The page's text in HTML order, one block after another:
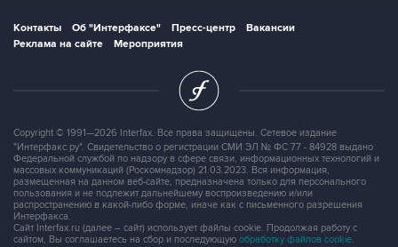
Контакты Об "Интерфаксе" Пресс-центр
Вакансии
Реклама на сайте
Мероприятия
Copyright © 1991—2026 Interfax. Все права защищены. Сетевое издание
"Интерфакс.ру". Свидетельство о регистрации СМИ ЭЛ № ФС 77 - 84928 выдано
Федеральной службой по надзору в сфере связи, информационных технологий и
массовых коммуникаций (Роскомнадзор) 21.03.2023. Вся информация,
размещенная на данном веб-сайте, предназначена только для персонального
пользования и не подлежит дальнейшему воспроизведению и/или
распространению в какой-либо форме, иначе как с письменного разрешения
Интерфакса.
Сайт Interfax.ru (далее – сайт) использует файлы cookie. Продолжая работу с
сайтом, Вы соглашаетесь на сбор и последующую обработку файлов cookie.